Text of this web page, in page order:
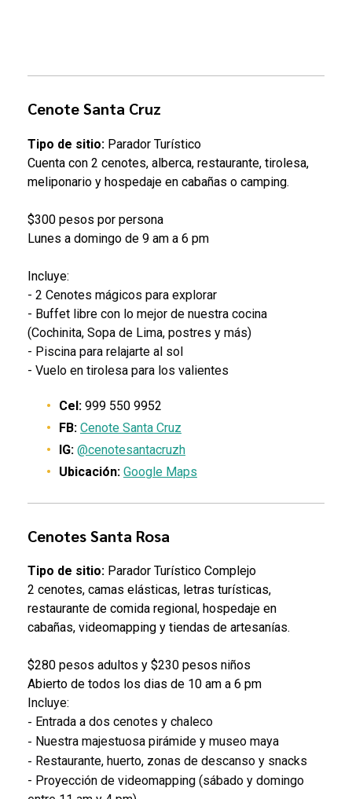
Cenote Santa Cruz
Tipo de sitio: Parador Turístico
Cuenta con 2 cenotes, alberca, restaurante, tirolesa,
meliponario y hospedaje en cabañas o camping.
$300 pesos por persona
Lunes a domingo de 9 am a 6 pm
Incluye:
- 2 Cenotes mágicos para explorar
- Buffet libre con lo mejor de nuestra cocina
(Cochinita, Sopa de Lima, postres y más)
- Piscina para relajarte al sol
- Vuelo en tirolesa para los valientes
Cel: 999 550 9952
FB: Cenote Santa Cruz
IG: @cenotesantacruzh
Ubicación: Google Maps
Cenotes Santa Rosa
Tipo de sitio: Parador Turístico Complejo
2 cenotes, camas elásticas, letras turísticas,
restaurante de comida regional, hospedaje en
cabañas, videomapping y tiendas de artesanías.
$280 pesos adultos y $230 pesos niños
Abierto de todos los dias de 10 am a 6 pm
ncluye:
- Entrada a dos cenotes y chaleco
- Nuestra majestuosa pirámide y museo maya
- Restaurante, huerto, zonas de descanso y snacks
- Proyección de videomapping (sábado y domingo